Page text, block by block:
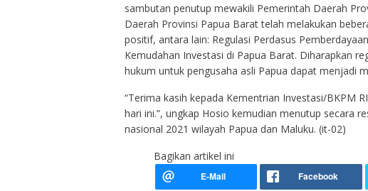
sambutan penutup mewakili Pemerintah Daerah
Daerah Provinsi Papua Barat telah melakukan
positif, antara lain: Regulasi Perdasus
Kemudahan Investasi di Papua Barat. Diharapkan
hukum untuk pengusaha asli Papua dapat menjadi
“Terima kasih kepada Kementrian Investasi/BKPM
hari ini.”, ungkap Hosio kemudian menutup secara
nasional 2021 wilayah Papua dan Maluku. (it-02)
Bagikan artikel ini